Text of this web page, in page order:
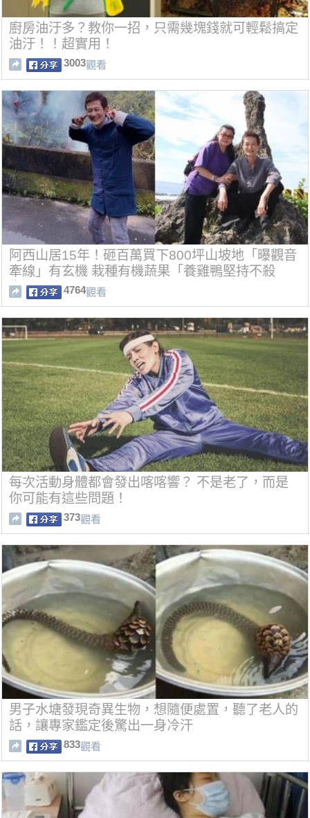
廚房油汙多？教你一招，只需幾塊錢就可輕鬆搞定
油汙！！超實用！
3003觀看
阿西山居15年！砸百萬買下800坪山坡地「曝觀音
牽線」有玄機 栽種有機蔬果「養雞鴨堅持不殺
生」
4764觀看
每次活動身體都會發出喀喀響？ 不是老了，而是
你可能有這些問題！
373觀看
男子水塘發現奇異生物，想隨便處置，聽了老人的
話，讓專家鑑定後驚出一身冷汗
833觀看